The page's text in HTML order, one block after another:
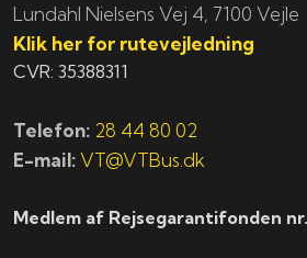
​​​Lundahl Nielsens Vej 4, 7100 Vejle
Klik her for rutevejledning
CVR: 35388311
Telefon: 28 44 80 02
E-mail: VT@VTBus.dk
Medlem af Rejsegarantifonden